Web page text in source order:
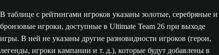
В таблице с рейтингами игроков указаны золотые, серебряные и
бронзовые игроки, доступные в Ultimate Team 26 при выходе
игры. В ней не указаны другие разновидности игроков (герои,
легенды, игроки кампании и т. д.), которые будут добавлены в